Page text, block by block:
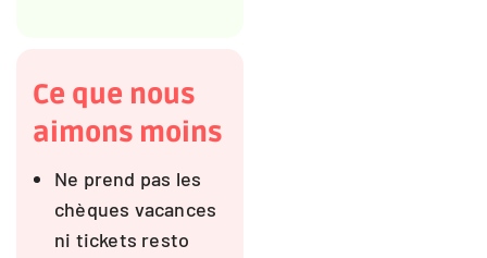
Ce que nous
aimons moins
Ne prend pas les
chèques vacances
ni tickets resto